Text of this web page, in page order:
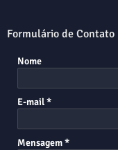
Formulário de Contato
Nome
E-mail*
Mensagem*